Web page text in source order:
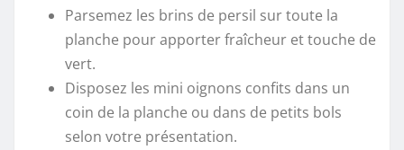
Parsemez les brins de persil sur toute la
planche pour apporter fraîcheur et touche de
vert.
Disposez les mini oignons confits dans un
coin de la planche ou dans de petits bols
selon votre présentation.